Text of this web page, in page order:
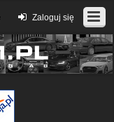
Zaloguj się